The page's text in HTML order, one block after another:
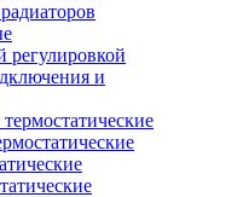
регулировкой
и